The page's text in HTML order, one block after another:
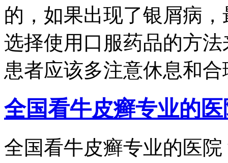
的，如果出现了银屑病
选择使用口服药品的方
患者应该多注意休息和合
全国看牛皮癣专业的医
全国看牛皮癣专业的医